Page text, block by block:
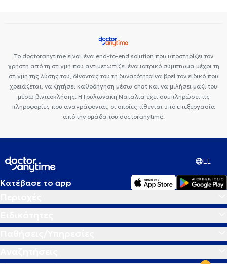
Το doctoranytime είναι ένα end-to-end solution που υποστηρίζει τον
χρήστη από τη στιγμή που αντιμετωπίζει ένα ιατρικό σύμπτωμα μέχρι τη
στιγμή της λύσης του, δίνοντας του τη δυνατότητα να βρεί τον ειδικό που
χρειάζεται, να ζητήσει καθοδήγηση μέσω chat και να μιλήσει μαζί του
μέσω βιντεοκλήσης. Η Γρυλωνακη Ναταλια έχει συμπληρώσει τις
πληροφορίες που αναγράφονται, οι οποίες τίθενται υπό επεξεργασία
από την ομάδα του doctoranytime.
EL
Κατέβασε το app